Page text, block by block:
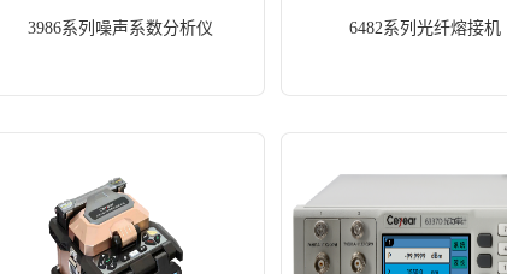
3986系列噪声系数分析仪 6482系列光纤熔接机